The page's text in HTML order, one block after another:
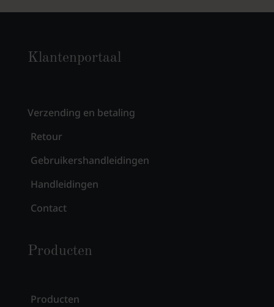
Klantenportaal
Verzending en betaling
Retour
Gebruikershandleidingen
Handleidingen
Contact
Producten
Producten